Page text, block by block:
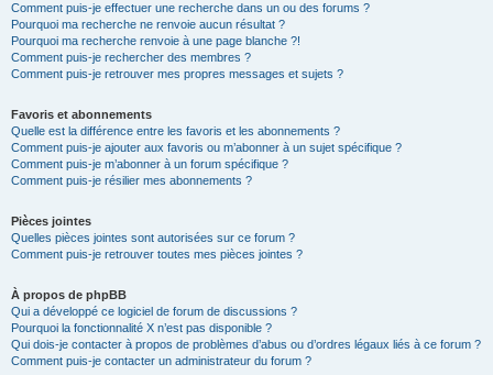
Comment puis-je effectuer une recherche dans un ou des forums ?
Pourquoi ma recherche ne renvoie aucun résultat ?
Pourquoi ma recherche renvoie à une page blanche ?!
Comment puis-je rechercher des membres ?
Comment puis-je retrouver mes propres messages et sujets ?
Favoris et abonnements
Quelle est la différence entre les favoris et les abonnements ?
Comment puis-je ajouter aux favoris ou m’abonner à un sujet spécifique ?
Comment puis-je m’abonner à un forum spécifique ?
Comment puis-je résilier mes abonnements ?
Pièces jointes
Quelles pièces jointes sont autorisées sur ce forum ?
Comment puis-je retrouver toutes mes pièces jointes ?
À propos de phpBB
Qui a développé ce logiciel de forum de discussions ?
Pourquoi la fonctionnalité X n’est pas disponible ?
Qui dois-je contacter à propos de problèmes d’abus ou d’ordres légaux liés à ce forum ?
Comment puis-je contacter un administrateur du forum ?